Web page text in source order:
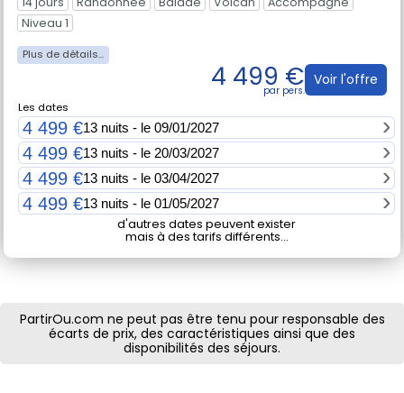
Niveau 1
4 499 € Voir l'offre
Les dates
4 499 €13 nuits - le 09/01/2027
4 499 €13 nuits - le 20/03/2027
4 499 €13 nuits - le 03/04/2027
4 499 €13 nuits - le 01/05/2027
d'autres dates peuvent exister
mais à des tarifs différents...
PartirOu.com ne peut pas être tenu pour responsable des
écarts de prix, des caractéristiques ainsi que des
disponibilités des séjours.